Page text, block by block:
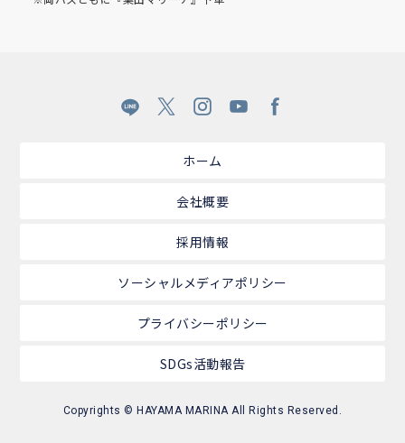
ホーム
会社概要
採用情報
ソーシャルメディアポリシー
プライバシーポリシー
SDGs活動報告
Copyrights © HAYAMA MARINA All Rights Reserved.